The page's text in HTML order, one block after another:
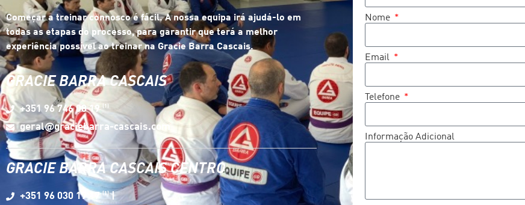
Começar a treinar connosco é fácil. A nossa equipa irá ajudá-lo em
todas as etapas do processo, para garantir que terá a melhor
experiência possível ao treinar na Gracie Barra Cascais.
GRACIE BARRA CASCAIS
+351 96 746 08 19 (1)
geral@graciebarra-cascais.com
GRACIE BARRA CASCAIS CENTRO
+351 96 030 17 17(1)|
Nome
Email
Telefone
Informação Adicional